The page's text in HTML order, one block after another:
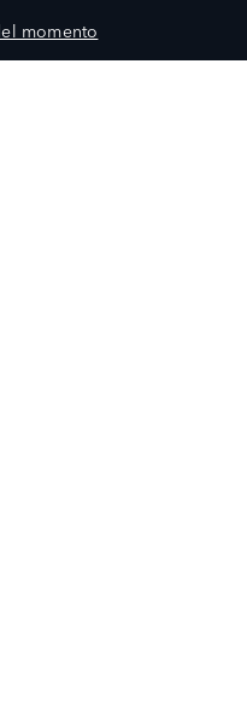
momento